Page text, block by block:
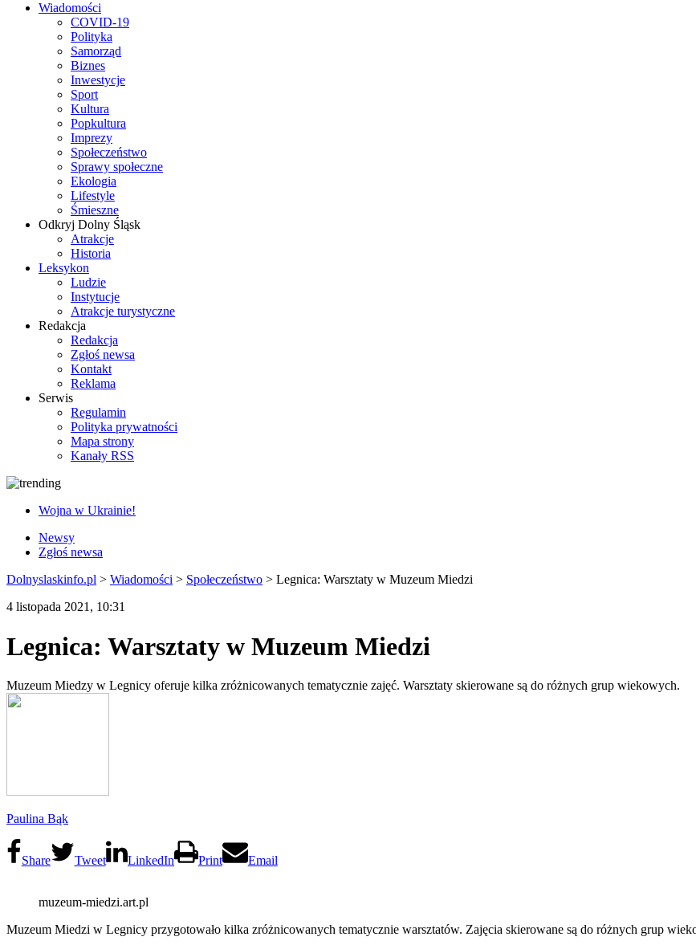
Wiadomości
COVID-19
Polityka
Samorząd
Biznes
Inwestycje
Sport
Kultura
Popkultura
Imprezy
Społeczeństwo
Sprawy społeczne
Ekologia
Lifestyle
Śmieszne
Odkryj Dolny Śląsk
Atrakcje
Historia
Leksykon
Ludzie
Instytucje
Atrakcje turystyczne
Redakcja
Redakcja
Zgłoś newsa
Kontakt
Reklama
Serwis
Regulamin
Polityka prywatności
Mapa strony
Kanały RSS
Wojna w Ukrainie!
Newsy
Zgłoś newsa
Dolnyslaskinfo.pl > Wiadomości > Społeczeństwo > Legnica: Warsztaty w Muzeum Miedzi
4 listopada 2021, 10:31
Legnica: Warsztaty w Muzeum Miedzi
Muzeum Miedzy w Legnicy oferuje kilka zróżnicowanych tematycznie zajęć. Warsztaty skierowane są do różnych grup wiekowych.
Paulina Bąk
Share Tweet LinkedIn Print Email
muzeum-miedzi.art.pl
Muzeum Miedzi w Legnicy przygotowało kilka zróżnicowanych tematycznie warsztatów. Zajęcia skierowane są do różnych grup